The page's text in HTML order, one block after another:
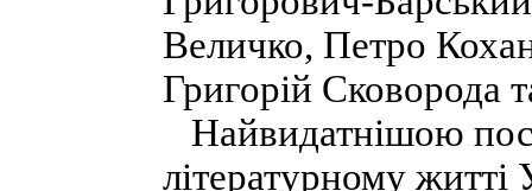
Величко, Петро
Григорій Сковорода
Найвидатнішою
літературному